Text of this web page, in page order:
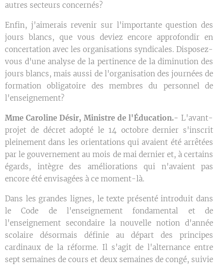
autres secteurs concernés?
Enfin, j'aimerais revenir sur l'importante question des
jours blancs, que vous deviez encore approfondir en
concertation avec les organisations syndicales. Disposez-
vous d'une analyse de la pertinence de la diminution des
jours blancs, mais aussi de l'organisation des journées de
formation obligatoire des membres du personnel de
l'enseignement?
Mme Caroline Désir, Ministre de l'Éducation.- L'avant-
projet de décret adopté le 14 octobre dernier s'inscrit
pleinement dans les orientations qui avaient été arrêtées
par le gouvernement au mois de mai dernier et, à certains
égards, intègre des améliorations qui n'avaient pas
encore été envisagées à ce moment-là.
Dans les grandes lignes, le texte présenté introduit dans
le Code de l'enseignement fondamental et de
l'enseignement secondaire la nouvelle notion d'année
scolaire désormais définie au départ des principes
cardinaux de la réforme. Il s'agit de l'alternance entre
sept semaines de cours et deux semaines de congé, suivie